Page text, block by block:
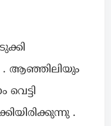
. ആഞ്ഞിലിയും
.